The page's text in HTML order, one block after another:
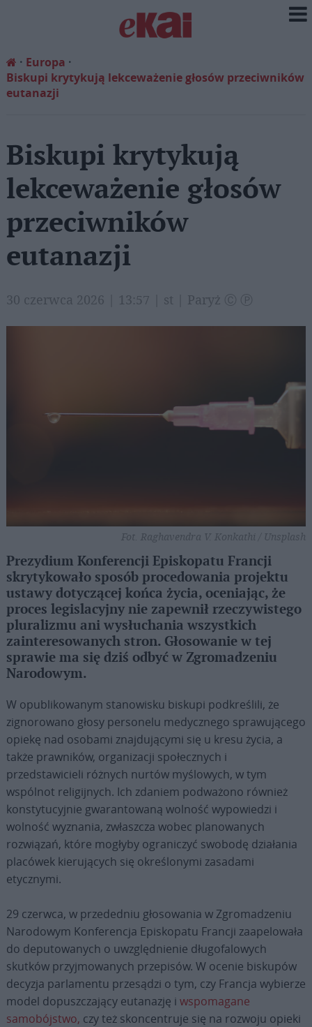
Europa
Biskupi krytykują lekceważenie głosów przeciwników
eutanazji
Biskupi krytykują
lekceważenie głosów
przeciwników
eutanazji
30 czerwca 2026 | 13:57 | st | Paryż Ⓒ Ⓟ
Fot. Raghavendra V. Konkathi / Unsplash
Prezydium Konferencji Episkopatu Francji
skrytykowało sposób procedowania projektu
ustawy dotyczącej końca życia, oceniając, że
proces legislacyjny nie zapewnił rzeczywistego
pluralizmu ani wysłuchania wszystkich
zainteresowanych stron. Głosowanie w tej
sprawie ma się dziś odbyć w Zgromadzeniu
Narodowym.
W opublikowanym stanowisku biskupi podkreślili, że
zignorowano głosy personelu medycznego sprawującego
opiekę nad osobami znajdującymi się u kresu życia, a
także prawników, organizacji społecznych i
przedstawicieli różnych nurtów myślowych, w tym
wspólnot religijnych. Ich zdaniem podważono również
konstytucyjnie gwarantowaną wolność wypowiedzi i
wolność wyznania, zwłaszcza wobec planowanych
rozwiązań, które mogłyby ograniczyć swobodę działania
placówek kierujących się określonymi zasadami
etycznymi.
29 czerwca, w przededniu głosowania w Zgromadzeniu
Narodowym Konferencja Episkopatu Francji zaapelowała
do deputowanych o uwzględnienie długofalowych
skutków przyjmowanych przepisów. W ocenie biskupów
decyzja parlamentu przesądzi o tym, czy Francja wybierze
model dopuszczający eutanazję i wspomagane
samobójstwo, czy też skoncentruje się na rozwoju opieki